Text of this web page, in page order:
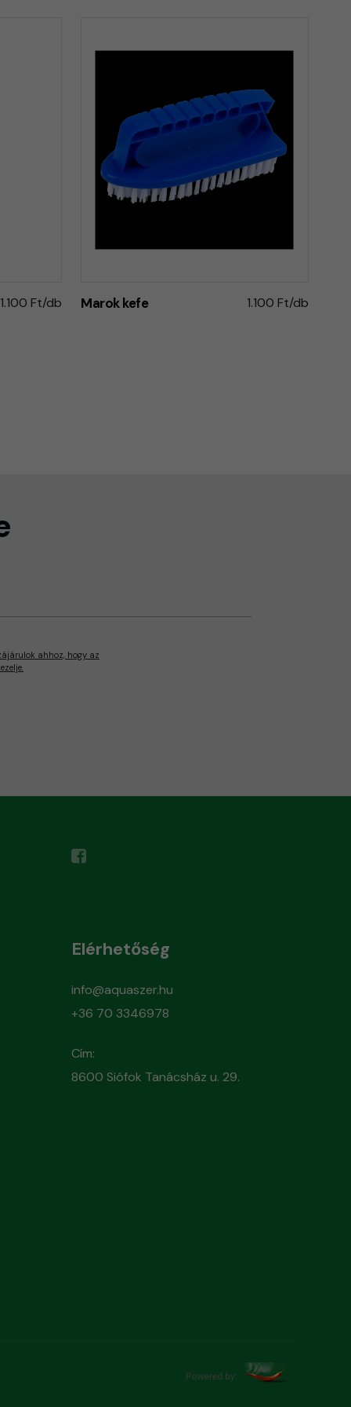
1.100 Ft/db Marok kefe 1.100 Ft/db
ahhoz, hogy az
Elérhetőség
info@aquaszer.hu
+36 70 3346978
Cím:
8600 Siófok Tanácsház u. 29.